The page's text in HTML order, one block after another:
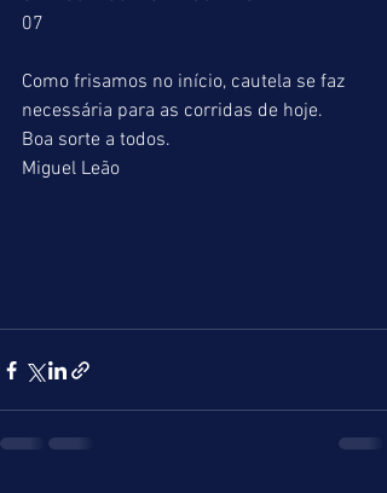
07
Como frisamos no início, cautela se faz
necessária para as corridas de hoje.
Boa sorte a todos.
Miguel Leão